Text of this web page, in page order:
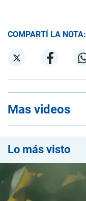
COMPARTÍ LA NOTA:
Mas videos
Lo más visto